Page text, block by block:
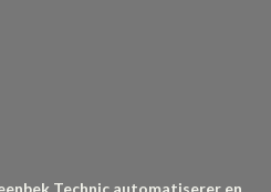
Technic automatiserer en